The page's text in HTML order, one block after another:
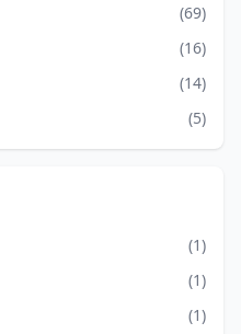
(69)
(16)
(14)
(5)
(1)
(1)
(1)